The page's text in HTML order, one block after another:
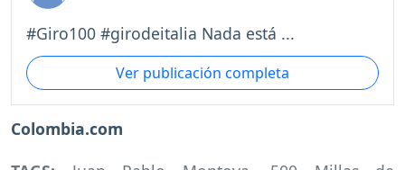
#Giro100 #girodeitalia Nada está ...
Ver publicación completa
Colombia.com